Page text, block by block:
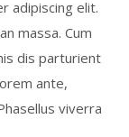
adipiscing elit.
massa. Cum
dis parturient
ante,
viverra